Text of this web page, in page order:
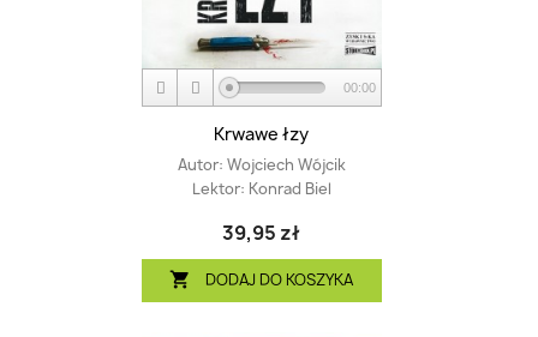
00:00
Krwawe łzy
Autor: Wojciech Wójcik
Lektor: Konrad Biel
39,95 zł
 DODAJ DO KOSZYKA